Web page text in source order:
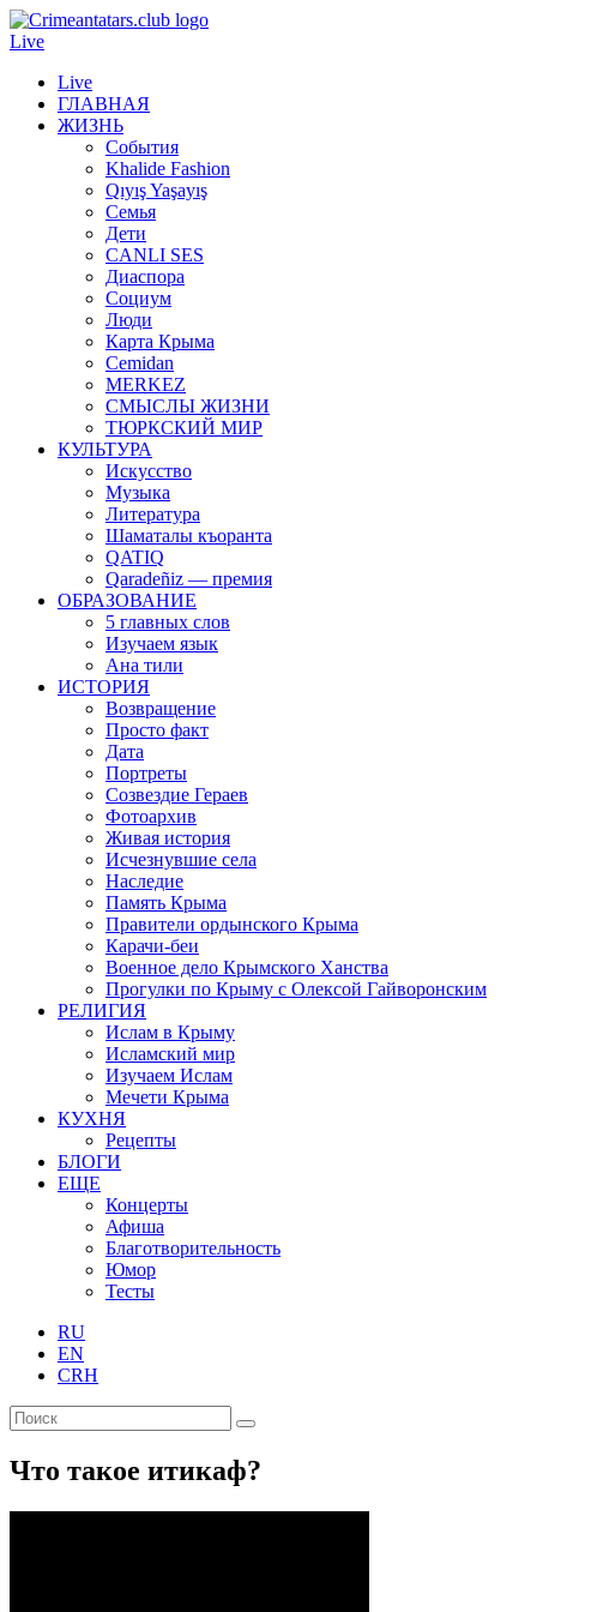
Live
Live
ГЛАВНАЯ
ЖИЗНЬ
События
Khalide Fashion
Qıyış Yaşayış
Семья
Дети
CANLI SES
Диаспора
Социум
Люди
Карта Крыма
Cemidan
МERKEZ
СМЫСЛЫ ЖИЗНИ
ТЮРКСКИЙ МИР
КУЛЬТУРА
Искусство
Музыка
Литература
Шаматалы къоранта
QATIQ
Qaradeñiz — премия
ОБРАЗОВАНИЕ
5 главных слов
Изучаем язык
Ана тили
ИСТОРИЯ
Возвращение
Просто факт
Дата
Портреты
Созвездие Гераев
Фотоархив
Живая история
Исчезнувшие села
Наследие
Память Крыма
Правители ордынского Крыма
Карачи-беи
Военное дело Крымского Ханства
Прогулки по Крыму с Олексой Гайворонским
РЕЛИГИЯ
Ислам в Крыму
Исламский мир
Изучаем Ислам
Мечети Крыма
КУХНЯ
Рецепты
БЛОГИ
ЕЩЕ
Концерты
Афиша
Благотворительность
Юмор
Тесты
RU
EN
CRH
Что такое итикаф?